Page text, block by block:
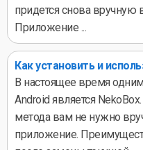
придется снова вручную
Приложение ...
Как установить и
В настоящее время
Android является
метода вам не нужно
приложение.